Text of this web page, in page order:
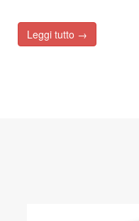
Leggi tutto →